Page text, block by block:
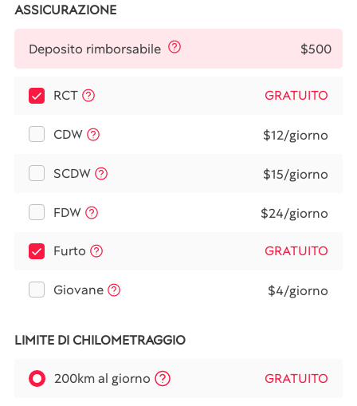
ASSICURAZIONE
Deposito rimborsabile $500
RCT GRATUITO
CDW $12/giorno
SCDW $15/giorno
FDW $24/giorno
Furto GRATUITO
Giovane $4/giorno
LIMITE DI CHILOMETRAGGIO
200km al giorno GRATUITO